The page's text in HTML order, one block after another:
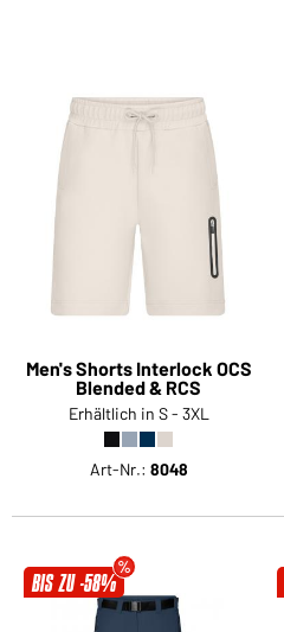
Men's Shorts Interlock OCS
Blended & RCS
Erhältlich in S - 3XL
Art-Nr.: 8048
BIS ZU -58%